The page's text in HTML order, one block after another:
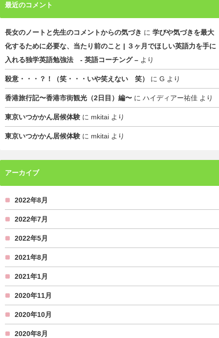
最近のコメント
長女のノートと先生のコメントからの気づき に 学びや気づきを最大
化するために必要な、当たり前のこと | ３ヶ月でほしい英語力を手に
入れる独学英語勉強法 - 英語コーチング – より
殺意・・・？！（笑・・・いや笑えない 笑） に G より
香港旅行記〜香港市街観光（2日目）編〜 に ハイディアー祐佳 より
東京いつかかん居候体験 に mkitai より
東京いつかかん居候体験 に mkitai より
アーカイブ
2022年8月
2022年7月
2022年5月
2021年8月
2021年1月
2020年11月
2020年10月
2020年8月